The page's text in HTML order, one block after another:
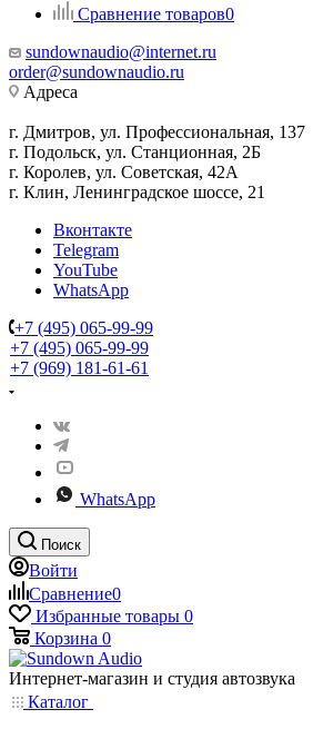
Сравнение товаров0
sundownaudio@internet.ru
order@sundownaudio.ru
Адреса
г. Дмитров, ул. Профессиональная, 137
г. Подольск, ул. Станционная, 2Б
г. Королев, ул. Советская, 42А
г. Клин, Ленинградское шоссе, 21
Вконтакте
Telegram
YouTube
WhatsApp
+7 (495) 065-99-99
+7 (495) 065-99-99
+7 (969) 181-61-61
WhatsApp
Поиск
Войти
Сравнение0
Избранные товары 0
Корзина 0
Интернет-магазин и студия автозвука
Каталог